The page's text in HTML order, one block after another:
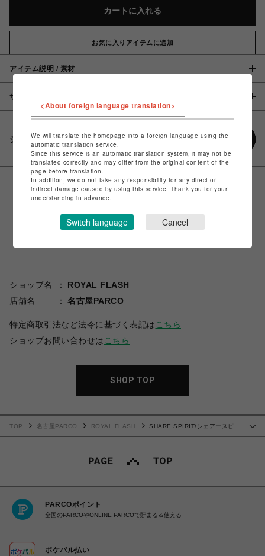
カートに入れる
お気に入りアイテムに追加
アイテム説明 / 素材
サイズ
シェアする
ショップ名
ROYAL FLASH
店舗名
名古屋PARCO
特定商取引法など法令に基づく表記は こちら
ショップお問い合わせは こちら
SHOP TOP
…
TOP 名古屋PARCO ROYAL FLASH
SHARE SPIRIT/シェアースピリ
PARCOポイント
全国のPARCOやONLINE PARCOで貯まる＆使える
ポケパル払い
<About foreign language translation>
We will translate the homepage into a foreign language using the
automatic translation service.
Since this service is an automatic translation system, it may not be
translated correctly and may differ from the original content of the
page before translation.
In addition, we do not take any responsibility for any direct or
indirect damage caused by using this service. Thank you for your
understanding in advance.
Switch language Cancel